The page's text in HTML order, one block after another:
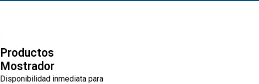
Productos
Mostrador
Disponibilidad inmediata para